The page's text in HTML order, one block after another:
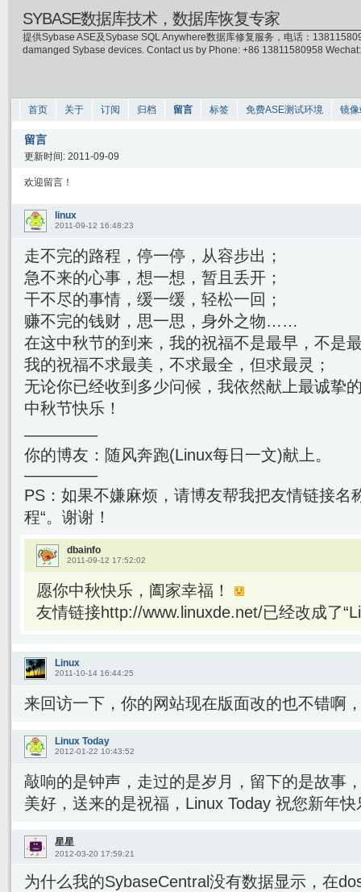
SYBASE数据库技术，数据库恢复专家
提供Sybase ASE及Sybase SQL Anywhere数据库修复服务，电话：
damanged Sybase devices. Contact us by Phone: +86 13811580958
首页 关于 订阅 归档 留言 标签 免费ASE测试环境 镜
留言
更新时间: 2011-09-09
欢迎留言！
linux
2011-09-12 16:48:23
走不完的路程，停一停，从容步出；
急不来的心事，想一想，暂且丢开；
干不尽的事情，缓一缓，轻松一回；
赚不完的钱财，思一思，身外之物……
在这中秋节的到来，我的祝福不是最早，不是
我的祝福不求最美，不求最全，但求最灵；
无论你已经收到多少问候，我依然献上最诚挚
中秋节快乐！
————–
你的博友：随风奔跑(Linux每日一文)献上。
————–
PS：如果不嫌麻烦，请博友帮我把友情链接名
程“。谢谢！
dbainfo
2011-09-12 17:52:02
愿你中秋快乐，阖家幸福！
友情链接http://www.linuxde.net/已经改成了
Linux
2011-10-14 16:44:25
来回访一下，你的网站现在版面改的也不错啊
Linux Today
2012-01-22 10:43:52
敲响的是钟声，走过的是岁月，留下的是故事
美好，送来的是祝福，Linux Today 祝您新年快
星星
2012-03-20 17:59:21
为什么我的SybaseCentral没有数据显示，在